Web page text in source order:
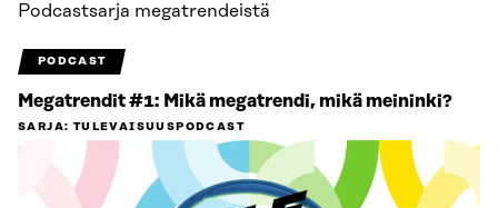
Podcastsarja megatrendeistä
PODCAST
Megatrendit #1: Mikä megatrendi, mikä meininki?
SARJA: TULEVAISUUSPODCAST